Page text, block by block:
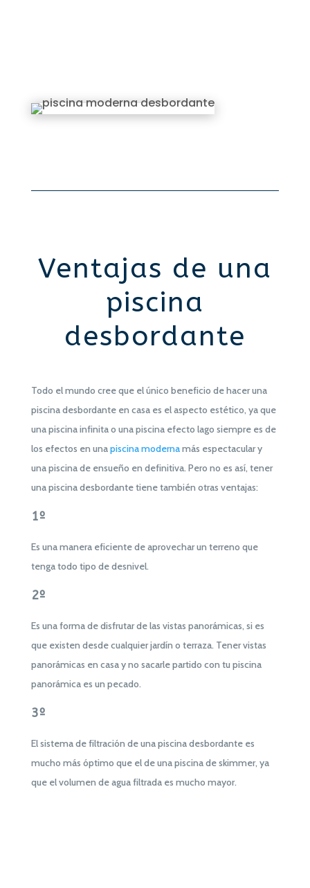
Ventajas de una
piscina
desbordante
Todo el mundo cree que el único beneficio de hacer una
piscina desbordante en casa es el aspecto estético, ya que
una piscina infinita o una piscina efecto lago siempre es de
los efectos en unapiscina modernamás espectacular y
una piscina de ensueño en definitiva. Pero no es así, tener
una piscina desbordante tiene también otras ventajas:
1º
Es una manera eficiente de aprovechar un terreno que
tenga todo tipo de desnivel.
2º
Es una forma de disfrutar de las vistas panorámicas, si es
que existen desde cualquier jardín o terraza. Tener vistas
panorámicas en casa y no sacarle partido con tu piscina
panorámica es un pecado.
3º
El sistema de filtración de una piscina desbordante es
mucho más óptimo que el de una piscina de skimmer, ya
que el volumen de agua filtrada es mucho mayor.